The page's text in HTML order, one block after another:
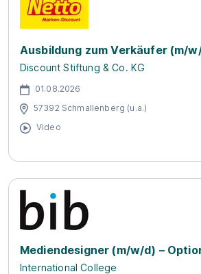
Ausbildung zum Verkäufer (m/
Discount Stiftung & Co. KG
01.08.2026
57392 Schmallenberg (u.a.)
Video
Mediendesigner (m/w/d) –
International College